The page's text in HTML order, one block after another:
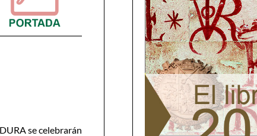
se celebrarán